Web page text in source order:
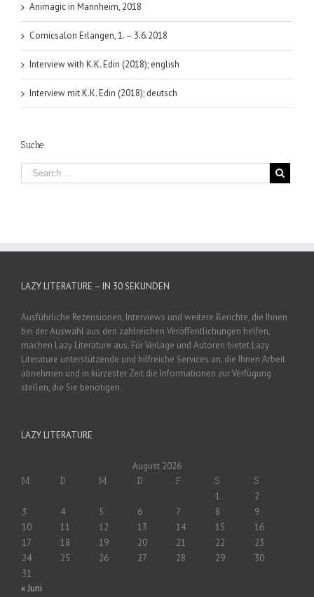
Animagic in Mannheim, 2018
Comicsalon Erlangen, 1. – 3.6.2018
Interview with K.K. Edin (2018); english
Interview mit K.K. Edin (2018); deutsch
Suche
LAZY LITERATURE – IN 30 SEKUNDEN
Ausführliche Rezensionen, Interviews und weitere Berichte, die Ihnen
bei der Auswahl aus den zahlreichen Veröffentlichungen helfen,
machen Lazy Literature aus. Für Verlage und Autoren bietet Lazy
Literature unterstützende und hilfreiche Services an, die Ihnen Arbeit
abnehmen und in kürzester Zeit die Informationen zur Verfügung
stellen, die Sie benötigen.
LAZY LITERATURE
August 2026
M D M D F S S
1
2
3
4 5 6 7 8
9
10
11 12 13 14 15
16
17
18 19 20 21 22
23
24
25 26 27 28 29
30
31
« Juni